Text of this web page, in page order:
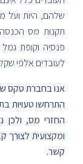
שלהם, היות ועל
תקנות מס
פנסיה וקופת
לעובדים אלפי
אנו בחברת טקס
התרחשו טעויות
החזרי מס,
ומקצועית לצורך
קשר.